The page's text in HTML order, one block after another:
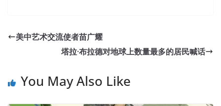
美中艺术交流使者苗广耀
塔拉·布拉德对地球上数量最多的居民喊话
You May Also Like